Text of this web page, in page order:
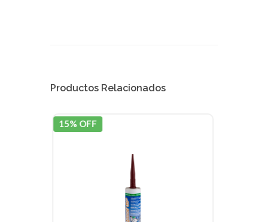
Productos Relacionados
15% OFF